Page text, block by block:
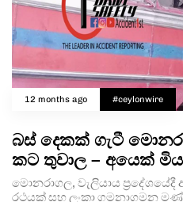
12 months ago #ceylonwire
බස් දෙකක් ගැටී
කට තුවාල – අයෙක්
මොනරාගල, වැලියාය
රථයක් සහ ලංකා ගමනාගමන